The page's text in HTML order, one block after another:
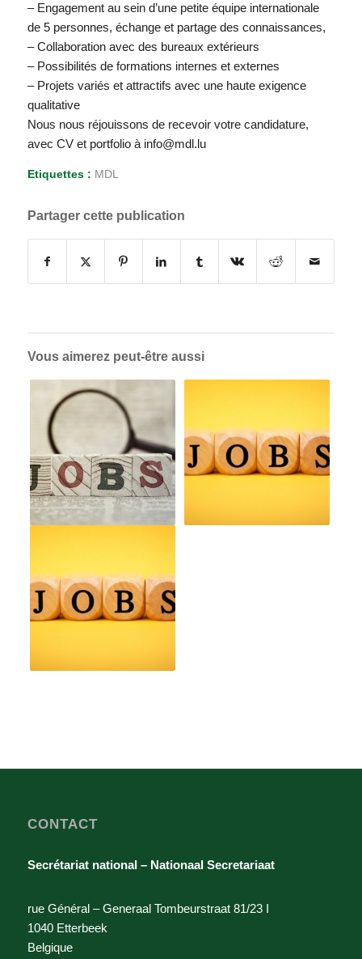
– Engagement au sein d’une petite équipe internationale
de 5 personnes, échange et partage des connaissances,
– Collaboration avec des bureaux extérieurs
– Possibilités de formations internes et externes
– Projets variés et attractifs avec une haute exigence
qualitative
Nous nous réjouissons de recevoir votre candidature,
avec CV et portfolio à info@mdl.lu
Etiquettes : MDL
Partager cette publication
Vous aimerez peut-être aussi
CONTACT
Secrétariat national – Nationaal Secretariaat
rue Général – Generaal Tombeurstraat 81/23 I
1040 Etterbeek
Belgique